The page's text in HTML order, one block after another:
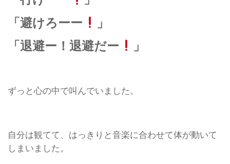
「避けろーー
」
「退避ー！退避だー
」
ずっと心の中で叫んでいました。
自分は観てて、はっきりと音楽に合わせて体が動いて
しまいました。